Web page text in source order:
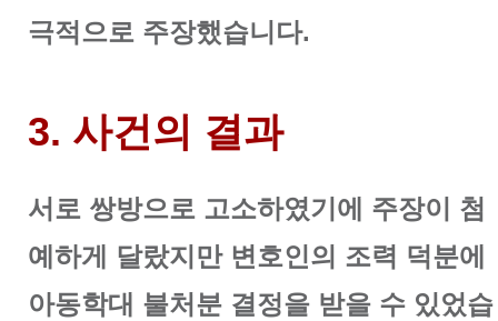
극적으로 주장했습니다.
3. 사건의 결과
서로 쌍방으로 고소하였기에 주장이 첨
예하게 달랐지만 변호인의 조력 덕분에
아동학대 불처분 결정을 받을 수 있었습